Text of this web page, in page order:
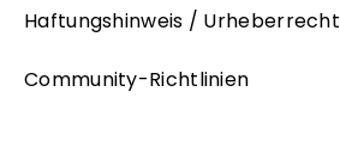
Haftungshinweis / Urheberrecht
Community-Richtlinien